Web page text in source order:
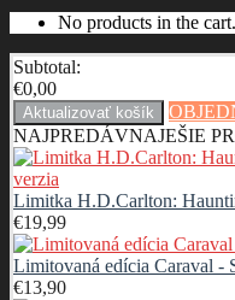
No products in the cart.
Subtotal:
€0,00
Aktualizovať košík
NAJPREDÁVNAJEŠIE
Limitka H.D.Carlton:
€19,99
Limitovaná edícia Caraval -
€13,90